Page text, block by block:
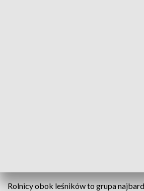
Rolnicy obok leśników to grupa